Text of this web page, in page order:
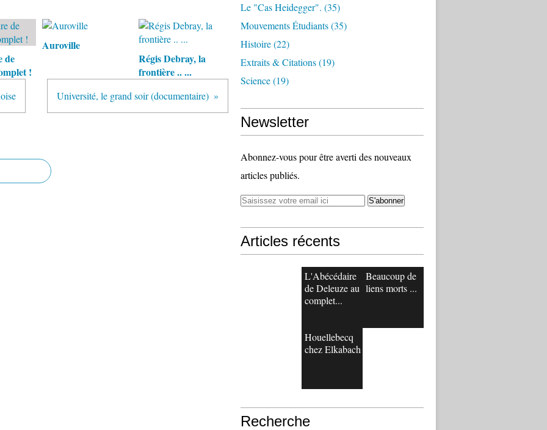
de
!
Auroville
Régis Debray, la
frontière .. ...
Université, le grand soir (documentaire)
Le "cas Heidegger". (35)
Mouvements Étudiants(35)
Histoire(22)
Extraits & Citations(19)
Science(19)
Newsletter
Abonnez-vous pour être averti des nouveaux
articles publiés.
Articles récents
L'Abécédaire
de Deleuze au
complet...
Beaucoup de
liens morts ...
Houellebecq
chez Elkabach
Recherche